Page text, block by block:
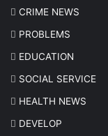
CRIME NEWS
PROBLEMS
EDUCATION
SOCIAL SERVICE
HEALTH NEWS
DEVELOP